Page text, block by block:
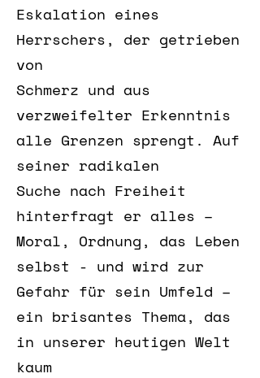
Eskalation eines
Herrschers, der getrieben
von
Schmerz und aus
verzweifelter Erkenntnis
alle Grenzen sprengt. Auf
seiner radikalen
Suche nach Freiheit
hinterfragt er alles –
Moral, Ordnung, das Leben
selbst - und wird zur
Gefahr für sein Umfeld –
ein brisantes Thema, das
in unserer heutigen Welt
kaum